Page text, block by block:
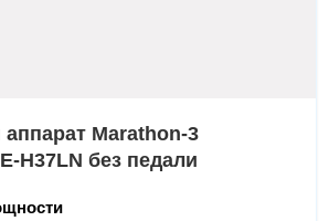
Marathon-3
H37LN без педали